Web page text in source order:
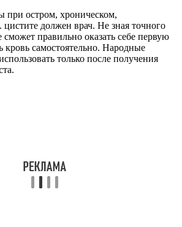
при остром, хроническом,
цистите должен врач. Не зная точного
сможет правильно оказать себе первую
кровь самостоятельно. Народные
только после получения